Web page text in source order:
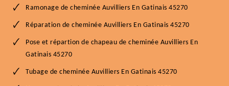
Ramonage de cheminée Auvilliers En Gatinais 45270
Réparation de cheminée Auvilliers En Gatinais 45270
Pose et répartion de chapeau de cheminée Auvilliers En
Gatinais 45270
Tubage de cheminée Auvilliers En Gatinais 45270